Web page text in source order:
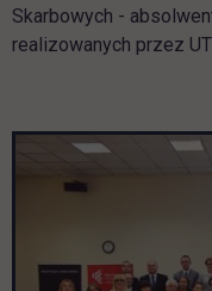
Skarbowych -
realizowanych przez
Pomiń galerię